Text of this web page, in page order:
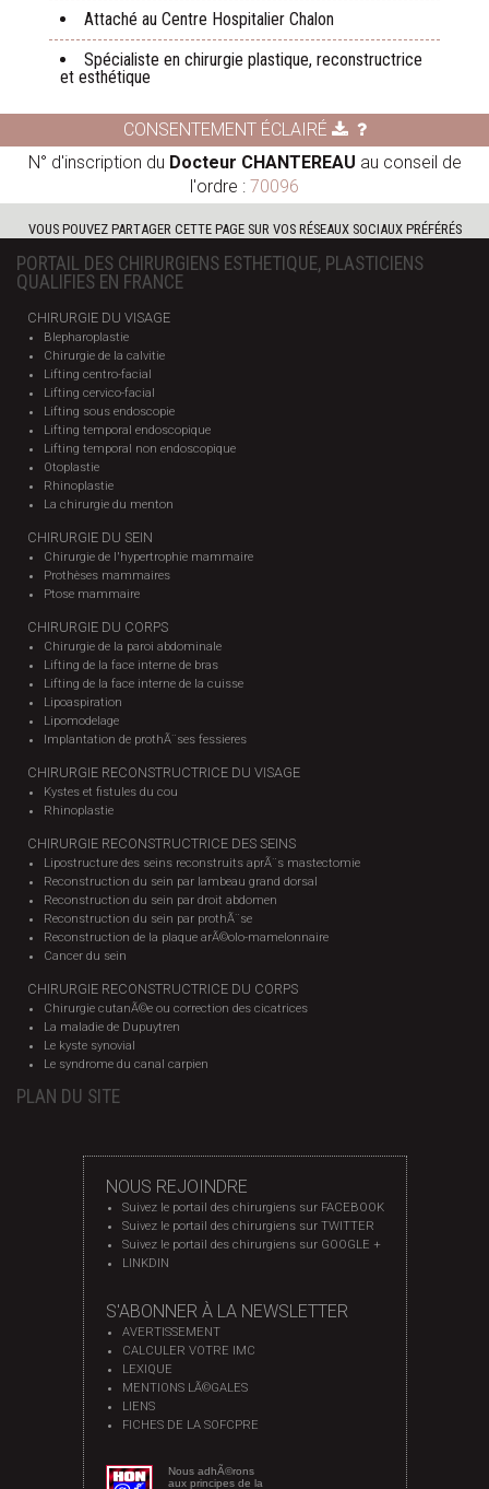
Attaché au Centre Hospitalier Chalon
Spécialiste en chirurgie plastique, reconstructrice
et esthétique
CONSENTEMENT ÉCLAIRÉ
N° d'inscription du Docteur CHANTEREAU au conseil de
l'ordre : 70096
VOUS POUVEZ PARTAGER CETTE PAGE SUR VOS RÉSEAUX SOCIAUX PRÉFÉRÉS
PORTAIL DES CHIRURGIENS ESTHETIQUE, PLASTICIENS
QUALIFIES EN FRANCE
CHIRURGIE DU VISAGE
Blepharoplastie
Chirurgie de la calvitie
Lifting centro-facial
Lifting cervico-facial
Lifting sous endoscopie
Lifting temporal endoscopique
Lifting temporal non endoscopique
Otoplastie
Rhinoplastie
La chirurgie du menton
CHIRURGIE DU SEIN
Chirurgie de l'hypertrophie mammaire
Prothèses mammaires
Ptose mammaire
CHIRURGIE DU CORPS
Chirurgie de la paroi abdominale
Lifting de la face interne de bras
Lifting de la face interne de la cuisse
Lipoaspiration
Lipomodelage
Implantation de prothÃ¨ses fessieres
CHIRURGIE RECONSTRUCTRICE DU VISAGE
Kystes et fistules du cou
Rhinoplastie
CHIRURGIE RECONSTRUCTRICE DES SEINS
Lipostructure des seins reconstruits aprÃ¨s mastectomie
Reconstruction du sein par lambeau grand dorsal
Reconstruction du sein par droit abdomen
Reconstruction du sein par prothÃ¨se
Reconstruction de la plaque arÃ©olo-mamelonnaire
Cancer du sein
CHIRURGIE RECONSTRUCTRICE DU CORPS
Chirurgie cutanÃ©e ou correction des cicatrices
La maladie de Dupuytren
Le kyste synovial
Le syndrome du canal carpien
PLAN DU SITE
NOUS REJOINDRE
Suivez le portail des chirurgiens sur FACEBOOK
Suivez le portail des chirurgiens sur TWITTER
Suivez le portail des chirurgiens sur GOOGLE +
LINKDIN
S'ABONNER À LA NEWSLETTER
AVERTISSEMENT
CALCULER VOTRE IMC
LEXIQUE
MENTIONS LÃ©GALES
LIENS
FICHES DE LA SOFCPRE
Nous adhÃ©rons
aux principes de la